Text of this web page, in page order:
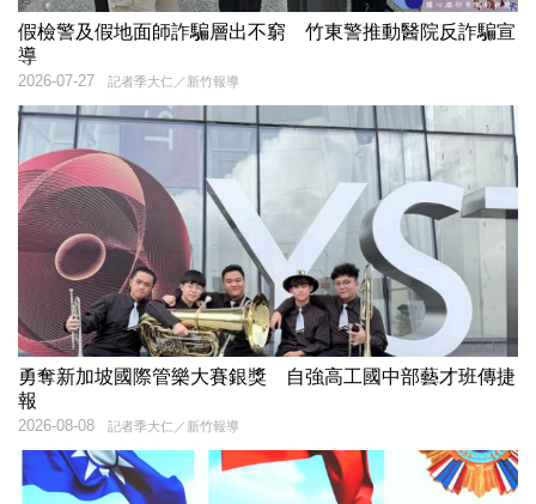
假檢警及假地面師詐騙層出不窮 竹東警推動醫院反詐騙宣
導
記者季大仁／新竹報導
2026-07-27
勇奪新加坡國際管樂大賽銀獎 自強高工國中部藝才班傳捷
報
記者季大仁／新竹報導
2026-08-08